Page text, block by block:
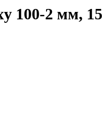
100-2 мм,